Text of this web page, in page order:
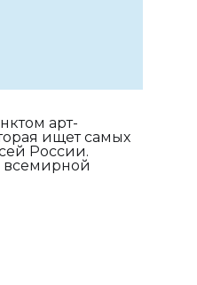
арт-
ищет самых
России.
всемирной